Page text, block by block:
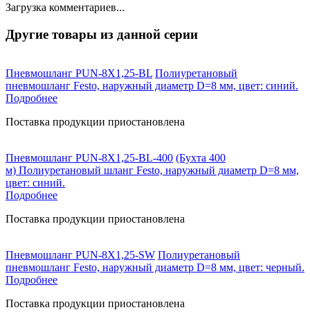
Загрузка комментариев...
Другие товары из данной серии
Пневмошланг PUN-8X1,25-BL Полиуретановый
пневмошланг Festo, наружный диаметр D=8 мм, цвет: синий.
Подробнее
Поставка продукции приостановлена
Пневмошланг PUN-8X1,25-BL-400 (Бухта 400
м) Полиуретановый шланг Festo, наружный диаметр D=8 мм,
цвет: синий.
Подробнее
Поставка продукции приостановлена
Пневмошланг PUN-8X1,25-SW Полиуретановый
пневмошланг Festo, наружный диаметр D=8 мм, цвет: черный.
Подробнее
Поставка продукции приостановлена